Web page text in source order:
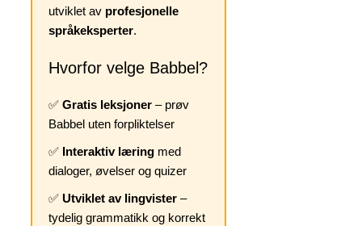
utviklet av profesjonelle
språkeksperter.
Hvorfor velge Babbel?
✅ Gratis leksjoner – prøv
Babbel uten forpliktelser
✅ Interaktiv læring med
dialoger, øvelser og quizer
✅ Utviklet av lingvister –
tydelig grammatikk og korrekt